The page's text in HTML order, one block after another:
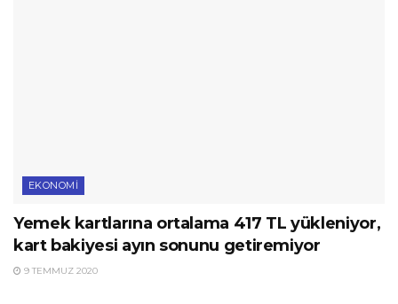
EKONOMI
Yemek kartlarına ortalama 417 TL yükleniyor,
kart bakiyesi ayın sonunu getiremiyor
9 TEMMUZ 2020